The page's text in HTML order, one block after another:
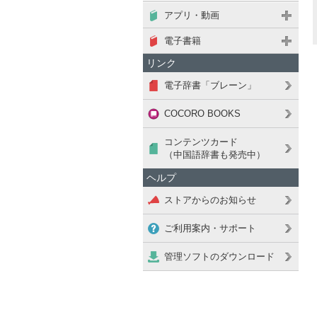
アプリ・動画
電子書籍
リンク
電子辞書「ブレーン」
COCORO BOOKS
コンテンツカード
（中国語辞書も発売中）
ヘルプ
ストアからのお知らせ
ご利用案内・サポート
管理ソフトのダウンロード